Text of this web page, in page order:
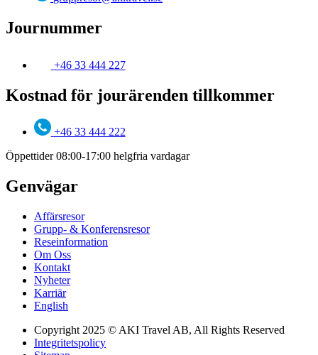
Journummer
+46 33 444 227
Kostnad för jourärenden tillkommer
+46 33 444 222
Öppettider 08:00-17:00 helgfria vardagar
Genvägar
Affärsresor
Grupp- & Konferensresor
Reseinformation
Om Oss
Kontakt
Nyheter
Karriär
English
Copyright 2025 © AKI Travel AB, All Rights Reserved
Integritetspolicy